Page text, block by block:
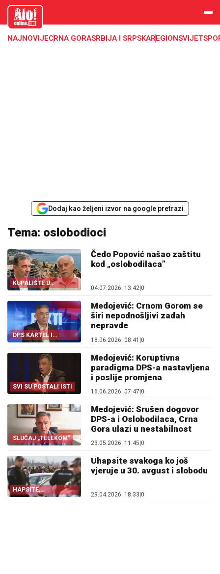
aloonline.
me
NAJNOVIJECRNA GORASRBIJA I SRPSKAREGIONSVIJET
Dodaj kao željeni izvor na google pretrazi
Tema: oslobodioci
KUPALIŠTE U
BAOŠIĆIMA
Čedo Popović našao zaštitu
kod „oslobodilaca”
04.07.2026. 13:42 0
DPS KARTEL I
„OSLOBODIOCI”
Medojević: Crnom Gorom se
širi nepodnošljivi zadah
nepravde
18.06.2026. 08:41 |0
SVI SU POSTALI ISTI
Medojević: Koruptivna
paradigma DPS-a nastavljena
i poslije promjena
16.06.2026. 07:47|0
SLUČAJ „TELEKOM”
Medojević: Srušen dogovor
DPS-a i Oslobodilaca, Crna
Gora ulazi u nestabilnost
23.05.2026. 11:45 0
HAPSITE,
OSLOBODIOCI
Uhapsite svakoga ko još
vjeruje u 30. avgust i slobodu
29.04.2026. 18:33 0